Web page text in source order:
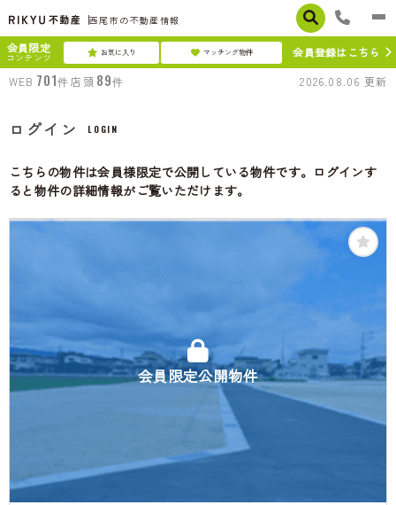
西尾市の不動産情報
会員限定
コンテンツ お気に入り マッチング物件
会員登録はこちら
WEB 701件 店頭 89件 2026.08.06 更新
ログイン LOGIN
こちらの物件は会員様限定で公開している物件です。ログインす
ると物件の詳細情報がご覧いただけます。
会員限定公開物件